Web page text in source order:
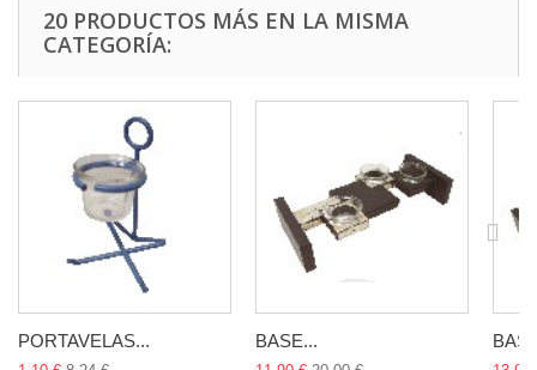
20 PRODUCTOS MÁS EN LA MISMA
CATEGORÍA:
PORTAVELAS... BASE...